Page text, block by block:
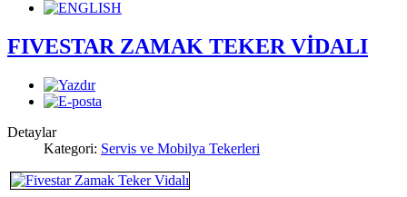
FIVESTAR ZAMAK TEKER VİDALI
Detaylar
Kategori: Servis ve Mobilya Tekerleri